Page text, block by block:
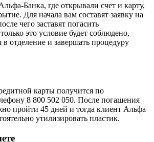
Банка, где открывали счет и карту,
Для начала вам составят заявку на
чего заставят погасить
это условие будет соблюдено,
отделение и завершать процедуру
карты получится по
8 800 502 050. После погашения
пройти 45 дней и тогда клиент Альфа
утилизировать пластик.